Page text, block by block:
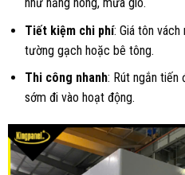
Tiết kiệm chi phí: Giá tôn vách
tường gạch hoặc bê tông.
Thi công nhanh: Rút ngắn tiến
sớm đi vào hoạt động.